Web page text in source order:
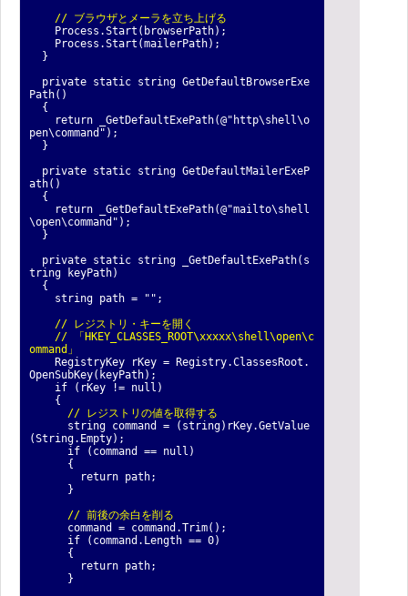
// ブラウザとメーラを立ち上げる
Process.Start(browserPath);
Process.Start(mailerPath);
}
private static string GetDefaultBrowserExe
Path()
{
return _GetDefaultExePath(@"http\shell\o
pen\command");
}
private static string GetDefaultMailerExeP
ath()
{
return _GetDefaultExePath(@"mailto\shell
\open\command");
}
private static string _GetDefaultExePath(s
tring keyPath)
{
string path = "";
// レジストリ・キーを開く
// 「HKEY_CLASSES_ROOT\xxxxx\shell\open\c
ommand」
RegistryKey rKey = Registry.ClassesRoot.
OpenSubKey(keyPath);
if (rKey != null)
{
// レジストリの値を取得する
string command = (string)rKey.GetValue
(String.Empty);
if (command == null)
{
return path;
}
// 前後の余白を削る
command = command.Trim();
if (command.Length == 0)
{
return path;
}